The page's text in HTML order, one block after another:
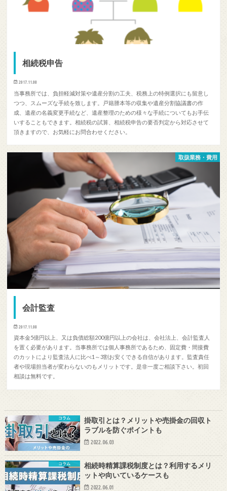
相続税申告
2017.11.08
当事務所では、負担軽減対策や遺産分割の工夫、税務上の特例選択にも留意し
つつ、スムーズな手続を致します。戸籍謄本等の収集や遺産分割協議書の作
成、遺産の名義変更手続など、遺産整理のための様々な手続についてもお手伝
いすることもできます。相続税の試算、相続税申告の要否判定から対応させて
頂きますので、お気軽にお問合わせください。
取扱業務・費用
会計監査
2017.11.08
資本金5億円以上、又は負債総額200億円以上の会社は、会社法上、会計監査人
を置く必要があります。当事務所では個人事務所であるため、固定費・間接費
のカットにより監査法人に比べ1～3割お安くできる自信があります。監査責任
者や現場担当者が変わらないのもメリットです。是非一度ご相談下さい。初回
相談は無料です。
コラム
掛取引とは？メリットや売掛金の回収ト
ラブルを防ぐポイントも
2022.06.03
コラム
相続時精算課税制度とは？利用するメリ
ットや向いているケースも
2022.06.01